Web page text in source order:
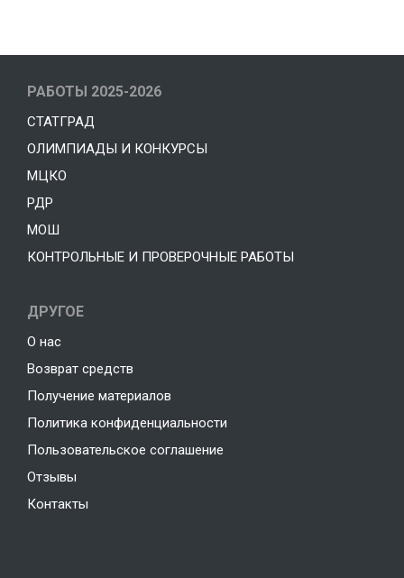
РАБОТЫ 2025-2026
СТАТГРАД
ОЛИМПИАДЫ И КОНКУРСЫ
МЦКО
РДР
МОШ
КОНТРОЛЬНЫЕ И ПРОВЕРОЧНЫЕ РАБОТЫ
ДРУГОЕ
О нас
Возврат средств
Получение материалов
Политика конфиденциальности
Пользовательское соглашение
Отзывы
Контакты